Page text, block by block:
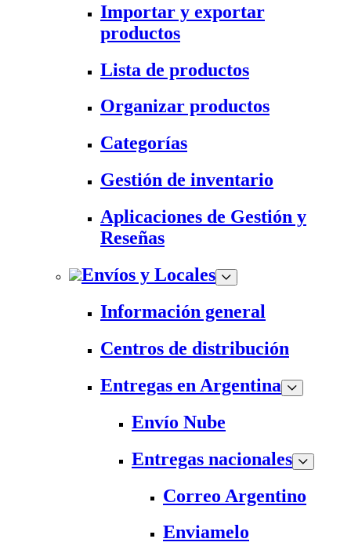
Importar y exportar
productos
Lista de productos
Organizar productos
Categorías
Gestión de inventario
Aplicaciones de Gestión y
Reseñas
Envíos y Locales
Información general
Centros de distribución
Entregas en Argentina
Envío Nube
Entregas nacionales
Correo Argentino
Enviamelo